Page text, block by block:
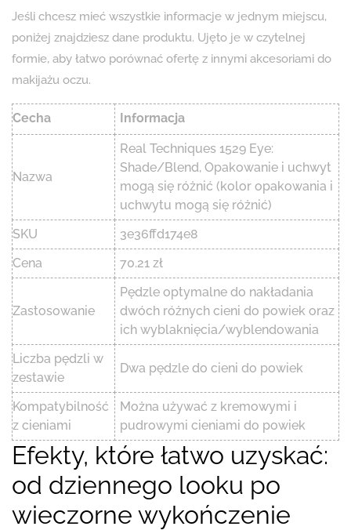
Jeśli chcesz mieć wszystkie informacje w jednym miejscu,
poniżej znajdziesz dane produktu. Ujęto je w czytelnej
formie, aby łatwo porównać ofertę z innymi akcesoriami do
makijażu oczu.
Cecha Informacja
Nazwa
Real Techniques 1529 Eye:
Shade/Blend, Opakowanie i uchwyt
mogą się różnić (kolor opakowania i
uchwytu mogą się różnić)
SKU
3e36ffd174e8
Cena
70.21 zł
Zastosowanie
Pędzle optymalne do nakładania
dwóch różnych cieni do powiek oraz
ich wyblaknięcia/wyblendowania
Liczba pędzli w
zestawie
Dwa pędzle do cieni do powiek
Kompatybilność
z cieniami
Można używać z kremowymi i
pudrowymi cieniami do powiek
Efekty, które łatwo uzyskać:
od dziennego looku po
wieczorne wykończenie